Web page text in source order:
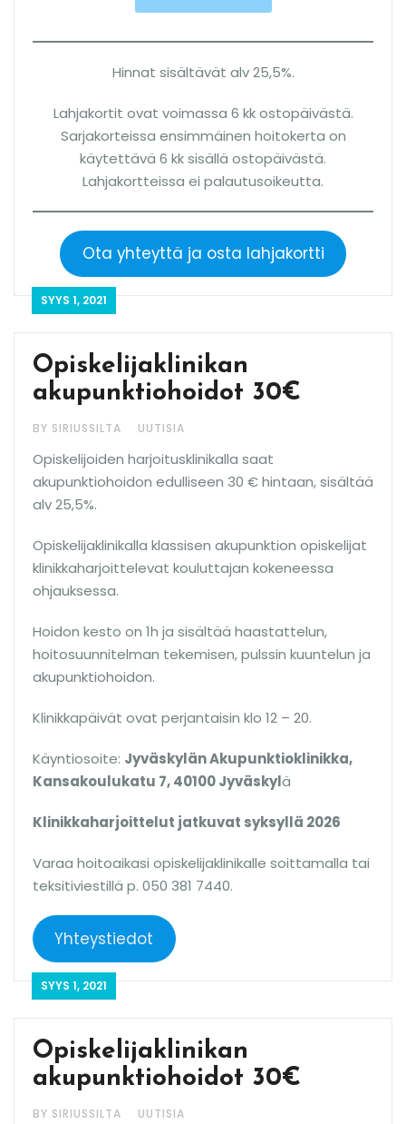
Hinnat sisältävät alv 25,5%.
Lahjakortit ovat voimassa 6 kk ostopäivästä.
Sarjakorteissa ensimmäinen hoitokerta on
käytettävä 6 kk sisällä ostopäivästä.
Lahjakortteissa ei palautusoikeutta.
Ota yhteyttä ja osta lahjakortti
SYYS 1, 2021
Opiskelijaklinikan
akupunktiohoidot 30€
BY SIRIUSSILTA UUTISIA
Opiskelijoiden harjoitusklinikalla saat
akupunktiohoidon edulliseen 30 € hintaan, sisältää
alv 25,5%.
Opiskelijaklinikalla klassisen akupunktion opiskelijat
klinikkaharjoittelevat kouluttajan kokeneessa
ohjauksessa.
Hoidon kesto on 1h ja sisältää haastattelun,
hoitosuunnitelman tekemisen, pulssin kuuntelun ja
akupunktiohoidon.
Klinikkapäivät ovat perjantaisin klo 12 – 20.
Käyntiosoite: Jyväskylän Akupunktioklinikka,
Kansakoulukatu 7, 40100 Jyväskylä
Klinikkaharjoittelut jatkuvat syksyllä 2026
Varaa hoitoaikasi opiskelijaklinikalle soittamalla tai
teksitiviestillä p. 050 381 7440.
Yhteystiedot
SYYS 1, 2021
Opiskelijaklinikan
akupunktiohoidot 30€
BY SIRIUSSILTA UUTISIA